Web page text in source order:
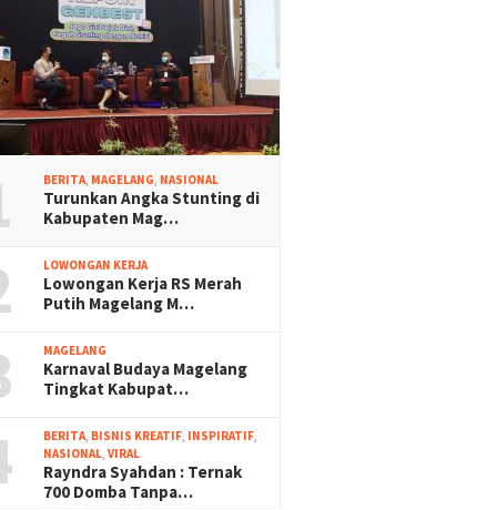
BERITA, MAGELANG, NASIONAL
Turunkan Angka Stunting di
Kabupaten Mag…
LOWONGAN KERJA
Lowongan Kerja RS Merah
Putih Magelang M…
MAGELANG
Karnaval Budaya Magelang
Tingkat Kabupat…
BERITA, BISNIS KREATIF, INSPIRATIF,
NASIONAL,VIRAL
Rayndra Syahdan : Ternak
700 Domba Tanpa…